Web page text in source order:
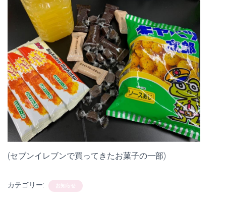
(セブンイレブンで買ってきたお菓子の一部)
カテゴリー: お知らせ